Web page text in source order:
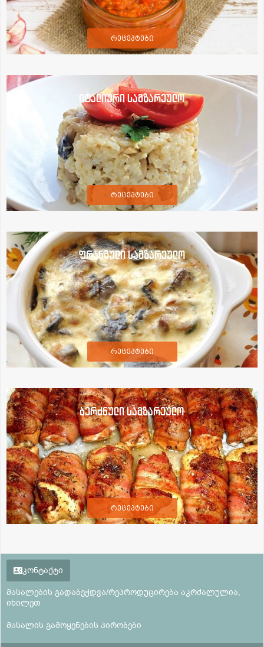
რეცეპტები
იტალიური სამზარეულო
რეცეპტები
ფრანგული სამზარეულო
რეცეპტები
ბერძნული სამზარეულო
რეცეპტები
კონტაქტი
მასალების გადაბეჭდვა/რეპროდუცირება აკრძალულია,
იხილეთ
მასალის გამოყენების პირობები